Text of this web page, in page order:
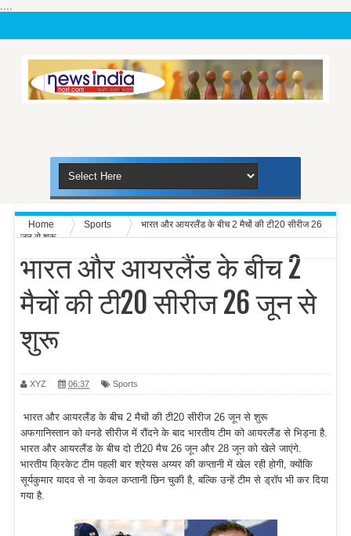
....
Home Sports
भारत और आयरलैंड के बीच 2 मैचों की टी20 सीरीज 26
जून से शुरू
भारत और आयरलैंड के बीच 2
मैचों की टी20 सीरीज 26 जून से
शुरू
XYZ 06:37 Sports
भारत और आयरलैंड के बीच 2 मैचों की टी20 सीरीज 26 जून से शुरू
अफगानिस्तान को वनडे सीरीज में रौंदने के बाद भारतीय टीम को आयरलैंड से भिड़ना है.
भारत और आयरलैंड के बीच दो टी20 मैच 26 जून और 28 जून को खेले जाएंगे.
भारतीय क्रिकेट टीम पहली बार श्रेयस अय्यर की कप्तानी में खेल रही होगी, क्योंकि
सूर्यकुमार यादव से ना केवल कप्तानी छिन चुकी है, बल्कि उन्हें टीम से ड्रॉप भी कर दिया
गया है.